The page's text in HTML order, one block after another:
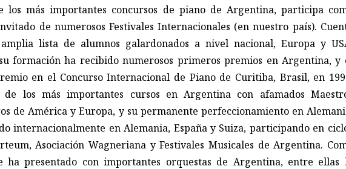
los más importantes concursos de piano de Argentina, participa
de numerosos Festivales Internacionales (en nuestro país).
lista de alumnos galardonados a nivel nacional, Europa y
formación ha recibido numerosos primeros premios en Argentina, y
en el Concurso Internacional de Piano de Curitiba, Brasil, en
de los más importantes cursos en Argentina con afamados
de América y Europa, y su permanente perfeccionamiento en
internacionalmente en Alemania, España y Suiza, participando en
Asociación Wagneriana y Festivales Musicales de Argentina.
ha presentado con importantes orquestas de Argentina, entre ellas